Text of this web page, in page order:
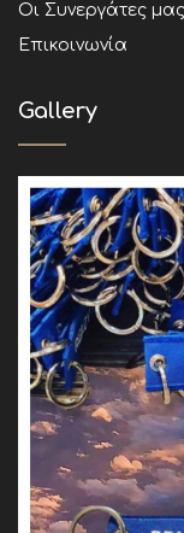
Οι Συνεργάτες μας
Επικοινωνία
Gallery